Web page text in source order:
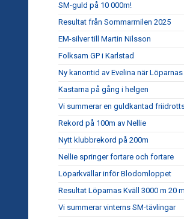
SM-guld på 10 000m!
Resultat från Sommarmilen 2025
EM-silver till Martin Nilsson
Folksam GP i Karlstad
Ny kanontid av Evelina när
Kastarna på gång i helgen
Vi summerar en guldkantad
Rekord på 100m av Nellie
Nytt klubbrekord på 200m
Nellie springer fortare och fortare
Löparkvällar inför Blodomloppet
Resultat Löparnas Kväll 3000 m 20
Vi summerar vinterns SM-tävlingar